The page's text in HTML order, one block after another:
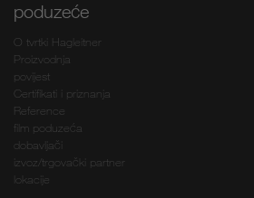
poduzeće
O tvrtki Hagleitner
Proizvodnja
povijest
Certifikati i priznanja
Reference
film poduzeća
dobavljači
izvoz/trgovački partner
lokacije